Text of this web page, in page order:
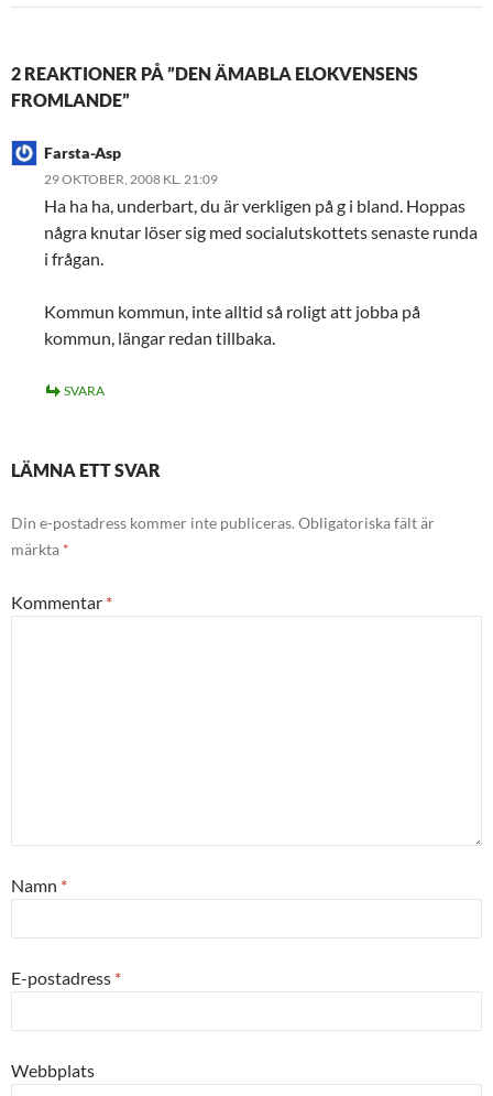
2 REAKTIONER PÅ ”DEN ÄMABLA ELOKVENSENS
FROMLANDE”
Farsta-Asp
29 OKTOBER, 2008 KL. 21:09
Ha ha ha, underbart, du är verkligen på g i bland. Hoppas
några knutar löser sig med socialutskottets senaste runda
i frågan.
Kommun kommun, inte alltid så roligt att jobba på
kommun, längar redan tillbaka.
SVARA
LÄMNA ETT SVAR
Din e-postadress kommer inte publiceras. Obligatoriska fält är
märkta *
Kommentar *
Namn *
E-postadress *
Webbplats